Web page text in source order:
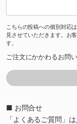
こちらの投稿への個別対応
見させていただきます。お
す。
ご注文にかかわるお問
■ お問合せ
「よくあるご質問」は